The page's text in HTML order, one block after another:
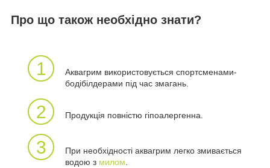
Про що також необхідно знати?
1
Аквагрим використовується спортсменами-
бодібілдерами під час змагань.
2 Продукція повністю гіпоалергенна.
3
При необхідності аквагрим легко змивається
водою з милом